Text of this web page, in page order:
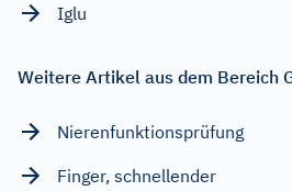
Iglu
Weitere Artikel aus dem Bereich
Nierenfunktionsprüfung
Finger, schnellender